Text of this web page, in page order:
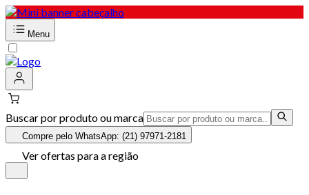
Menu
Buscar por produto ou marca
Compre pelo WhatsApp: (21) 97971-2181
Ver ofertas para a região